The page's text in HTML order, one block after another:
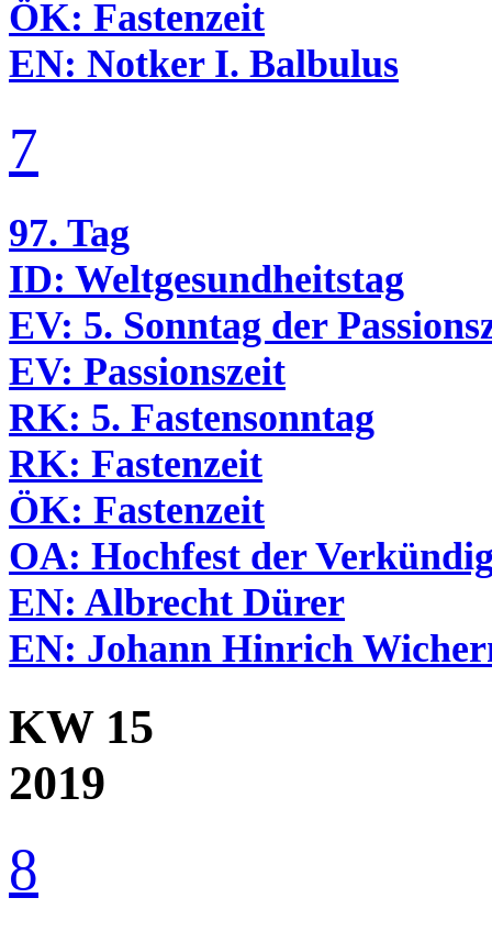
ÖK: Fastenzeit
EN: Notker I. Balbulus
7
97. Tag
ID: Welt­ge­sund­heits­tag
EV: 5. Sonntag der
EV: Passionszeit
RK: 5. Fas­ten­sonn­tag
RK: Fastenzeit
ÖK: Fastenzeit
OA: Hochfest der
EN: Albrecht Dürer
EN: Johann Hinrich
KW 15
2019
8